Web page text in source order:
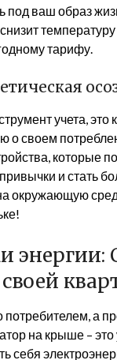
под ваш образ
тарифу.
учета, это
о своем
которые
и стать
окружающую
энергии:
а
на крыше – это
себя